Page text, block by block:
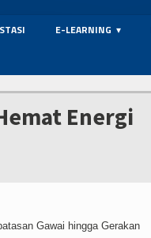
E-LEARNING
Energi
Gawai hingga Gerakan